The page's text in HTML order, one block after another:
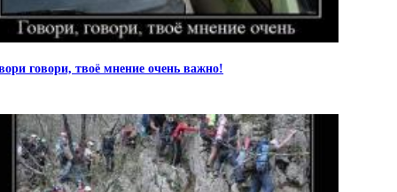
говори, твоё мнение очень важно!